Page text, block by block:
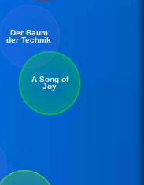
Der Baum
der Technik
A Song of
Joy